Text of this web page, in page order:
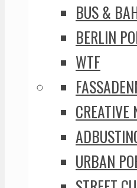
BUS &
BERLIN
WTF
CREATIVE
URBAN